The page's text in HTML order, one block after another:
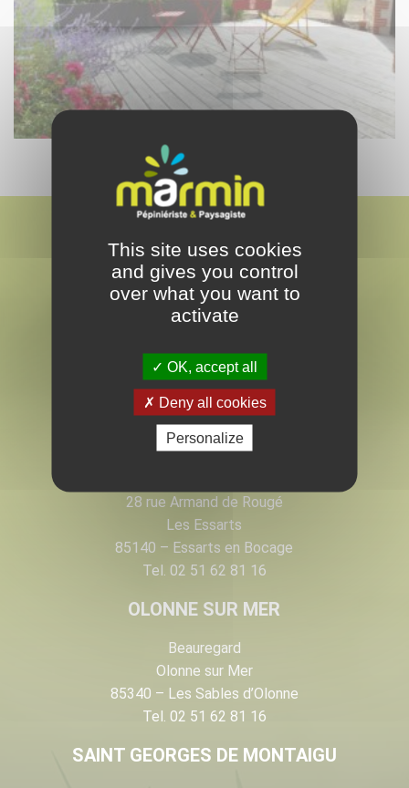
MARMIN
PAYSAGISTE & PEPINÉRISTE
EN VENDÉE
28 rue Armand de Rougé
Les Essarts
85140 – Essarts en Bocage
Tel. 02 51 62 81 16
OLONNE SUR MER
Beauregard
Olonne sur Mer
85340 – Les Sables d’Olonne
Tel. 02 51 62 81 16
SAINT GEORGES DE MONTAIGU
This site uses cookies
and gives you control
over what you want to
activate
OK, accept all
Deny all cookies
Personalize